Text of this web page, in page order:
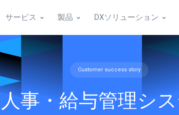
サービス 製品 DXソリューション
Customer success story
人事・給与管理シ